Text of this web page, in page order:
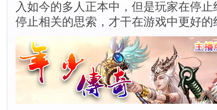
入如今的多人正本中，但是玩家在停
停止相关的思索，才干在游戏中更好的